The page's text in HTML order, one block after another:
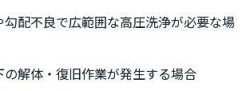
勾配不良で広範囲な高圧洗浄が必要な場
の解体・復旧作業が発生する場合